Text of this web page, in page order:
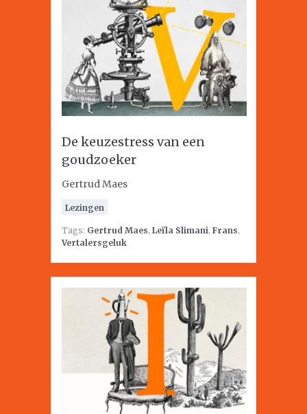
De keuzestress van een
goudzoeker
Gertrud Maes
Lezingen
Tags: Gertrud Maes, Leïla Slimani, Frans,
Vertalersgeluk